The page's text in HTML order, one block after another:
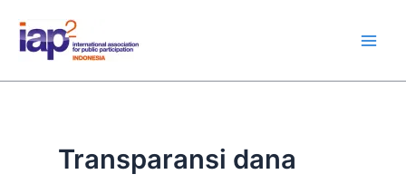
content
Transparansi dana